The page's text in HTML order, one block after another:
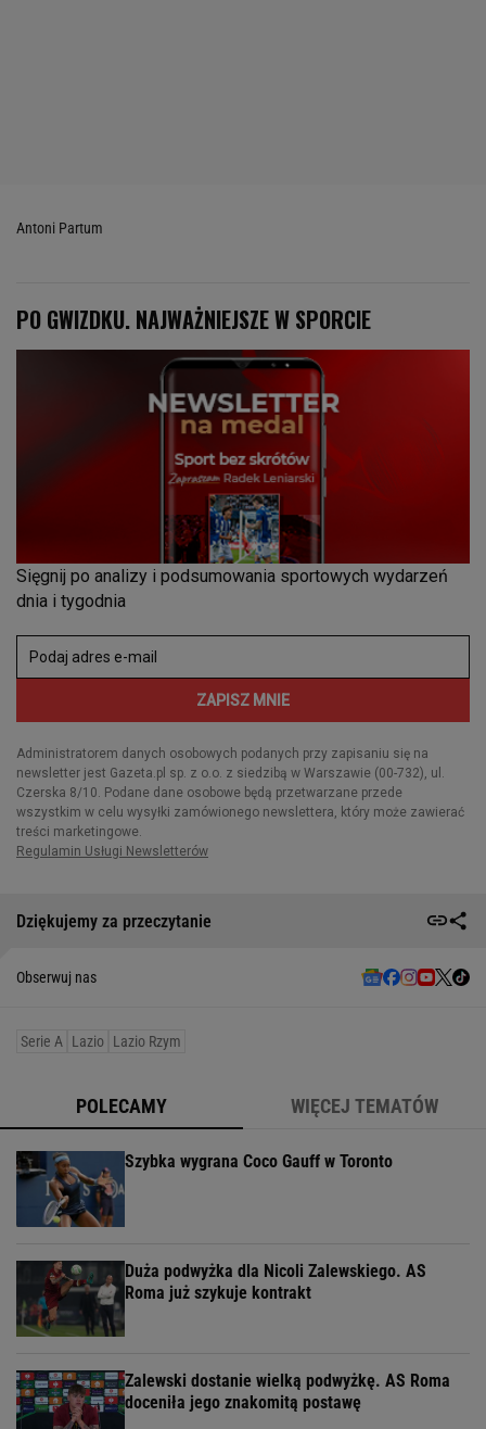
Antoni Partum
Dziękujemy za przeczytanie
Obserwuj nas
Serie A Lazio Lazio Rzym
POLECAMY WIĘCEJ TEMATÓW
Szybka wygrana Coco Gauff w Toronto
Duża podwyżka dla Nicoli Zalewskiego. AS
Roma już szykuje kontrakt
Zalewski dostanie wielką podwyżkę. AS Roma
doceniła jego znakomitą postawę